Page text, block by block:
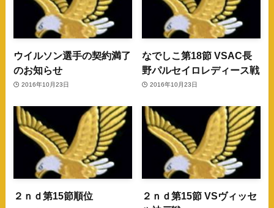
ウイルソン選手の契約満了
のお知らせ
2016年10月23日
なでしこ第18節 VSAC長
野パルセイロレディース戦
2016年10月23日
２ｎｄ第15節順位
２ｎｄ第15節 VSヴィッセ